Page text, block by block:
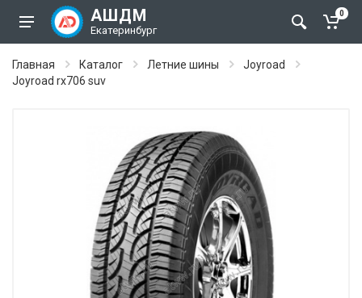
АШДМ
Екатеринбург
0
Главная Каталог Летние шины
Joyroad
Joyroad rx706 suv